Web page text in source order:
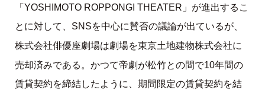
「YOSHIMOTO ROPPONGI THEATER」が進出するこ
とに対して、SNSを中心に賛否の議論が出ているが、
株式会社俳優座劇場は劇場を東京土地建物株式会社に
売却済みである。 かつて帝劇が松竹との間で10年間の
賃貸契約を締結したように、期間限定の賃貸契約を結